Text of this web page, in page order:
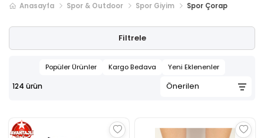
Sonraki ürün sayfası, sayfa2
Anasayfa Spor & Outdoor Spor Giyim Spor Çorap
Filtrele
Popüler Ürünler Kargo Bedava Yeni Eklenenler
124 ürün